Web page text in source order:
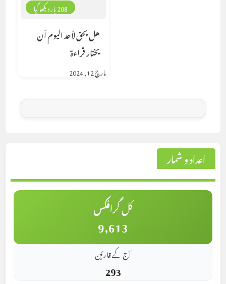
208 بار دیکھا گیا
هل يحق لأحد اليوم أن
يختار قراءة
مارچ 12, 2024
اعداد و شمار
کل گرافکس
9,613
آج کے قارئین
293